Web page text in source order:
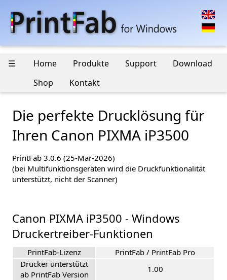
☰ Home Produkte Support
Download
Shop
Kontakt
Die perfekte Drucklösung für
Ihren Canon PIXMA iP3500
PrintFab 3.0.6 (25-Mar-2026)
(bei Multifunktionsgeräten wird die Druckfunktionalität
unterstützt, nicht der Scanner)
Canon PIXMA iP3500 - Windows
Druckertreiber-Funktionen
PrintFab-Lizenz
PrintFab / PrintFab Pro
Drucker unterstützt
ab PrintFab Version
1.00